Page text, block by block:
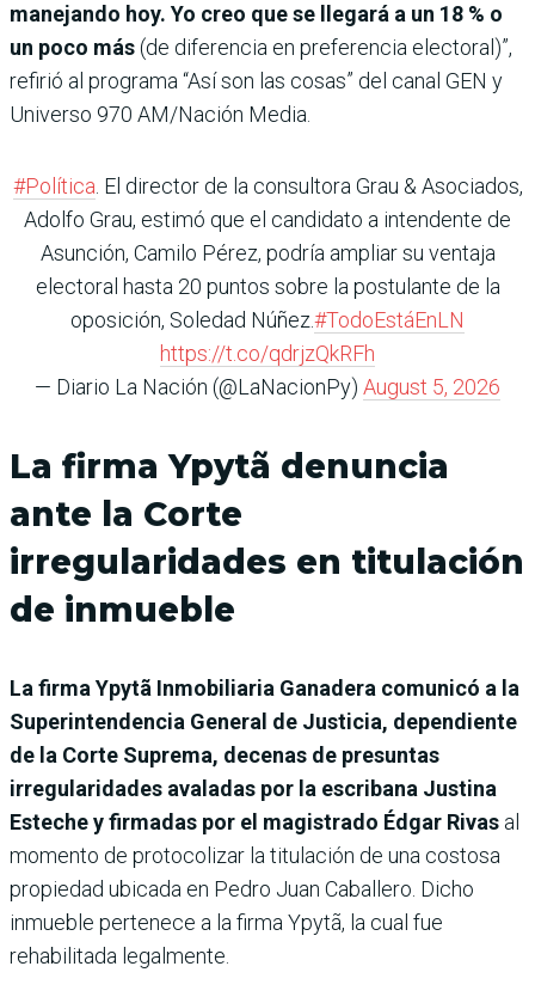
manejando hoy. Yo creo que se llegará a un 18 % o
un poco más(de diferencia en preferencia electoral)”,
refirió al programa “Así son las cosas” del canal GEN y
Universo 970 AM/Nación Media.
#Política . El director de la consultora Grau & Asociados,
Adolfo Grau, estimó que el candidato a intendente de
Asunción, Camilo Pérez, podría ampliar su ventaja
electoral hasta 20 puntos sobre la postulante de la
oposición, Soledad Núñez.#TodoEstáEnLN
https://t.co/qdrjzQkRFh
— Diario La Nación (@LaNacionPy) August 5, 2026
La firma Ypytã denuncia
ante la Corte
irregularidades en titulación
de inmueble
La firma Ypytã Inmobiliaria Ganadera comunicó a la
Superintendencia General de Justicia, dependiente
de la Corte Suprema, decenas de presuntas
irregularidades avaladas por la escribana Justina
Esteche y firmadas por el magistrado Édgar Rivas al
momento de protocolizar la titulación de una costosa
propiedad ubicada en Pedro Juan Caballero. Dicho
inmueble pertenece a la firma Ypytã, la cual fue
rehabilitada legalmente.